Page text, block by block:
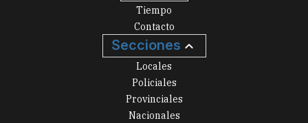
Tiempo
Contacto
Secciones
Locales
Policiales
Provinciales
Nacionales